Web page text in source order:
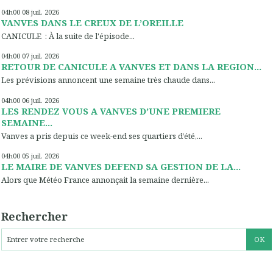
04h00 08 juil. 2026
VANVES DANS LE CREUX DE L’OREILLE
CANICULE : À la suite de l'épisode...
04h00 07 juil. 2026
RETOUR DE CANICULE A VANVES ET DANS LA REGION...
Les prévisions annoncent une semaine très chaude dans...
04h00 06 juil. 2026
LES RENDEZ VOUS A VANVES D’UNE PREMIERE
SEMAINE...
Vanves a pris depuis ce week-end ses quartiers d’été,...
04h00 05 juil. 2026
LE MAIRE DE VANVES DEFEND SA GESTION DE LA...
Alors que Météo France annonçait la semaine dernière...
Rechercher